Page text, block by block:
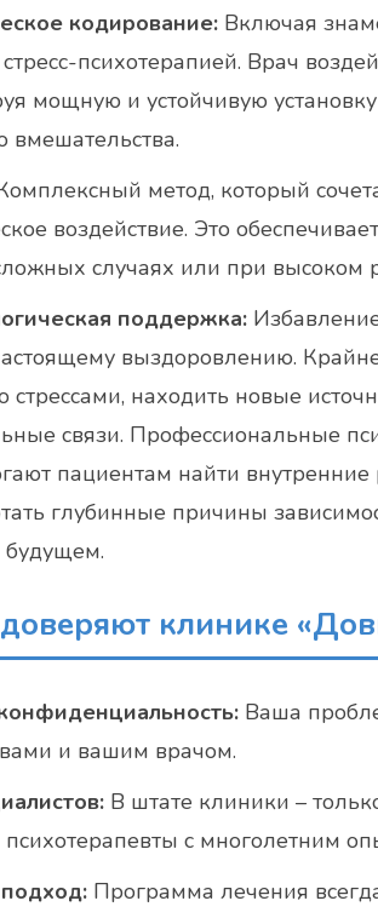
кодирование: Включая
психотерапией. Врач
мощную и устойчивую установку
вмешательства.
метод, который
воздействие. Это
случаях или при высоком
поддержка:
выздоровлению.
стрессами, находить новые
связи. Профессиональные
пациентам найти
глубинные причины
клинике
Ваша
вами и вашим врачом.
В штате клиники –
с многолетним
Программа лечения